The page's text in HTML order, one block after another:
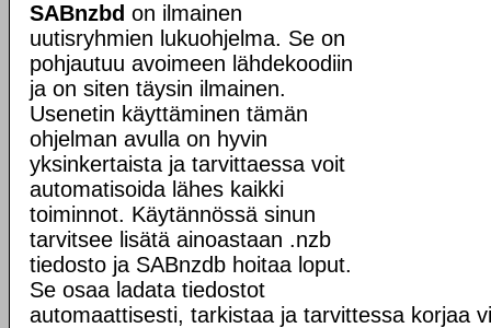
SABnzbd on ilmainen
uutisryhmien lukuohjelma. Se on
pohjautuu avoimeen lähdekoodiin
ja on siten täysin ilmainen.
Usenetin käyttäminen tämän
ohjelman avulla on hyvin
yksinkertaista ja tarvittaessa voit
automatisoida lähes kaikki
toiminnot. Käytännössä sinun
tarvitsee lisätä ainoastaan .nzb
tiedosto ja SABnzdb hoitaa loput.
Se osaa ladata tiedostot
automaattisesti, tarkistaa ja tarvittessa korjaa